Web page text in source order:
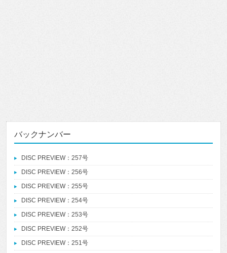
バックナンバー
DISC PREVIEW：257号
DISC PREVIEW：256号
DISC PREVIEW：255号
DISC PREVIEW：254号
DISC PREVIEW：253号
DISC PREVIEW：252号
DISC PREVIEW：251号